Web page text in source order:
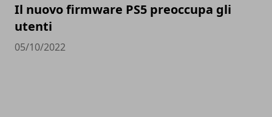
Il nuovo firmware PS5 preoccupa gli
utenti
05/10/2022